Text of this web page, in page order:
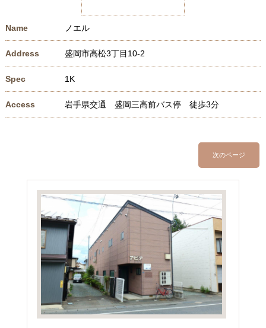
Name ノエル
Address 盛岡市高松3丁目10-2
Spec 1K
Access 岩手県交通 盛岡三高前バス停 徒歩3分
次のページ